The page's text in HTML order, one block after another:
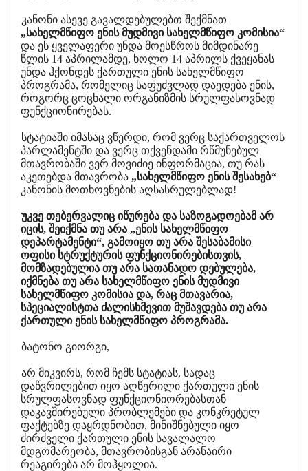
კანონი ასევე გავალდებულებთ შექმნათ
„სახელმწიფო ენის მუდმივი სახელმწიფო კომისია“
და ეს ყველაფერი უნდა მოესწროს მიმდინარე
წლის 14 აპრილამდე, ხოლო 14 აპრილს ქვეყანას
უნდა ჰქონდეს ქართული ენის სახელმწიფო
პროგრამა, რომელიც საფუძვლად დაედება ენის,
როგორც ცოცხალი ორგანიზმის სრულფასოვნად
ფუნქციონირებას.
სტატიაში იმასაც ვწერდი, რომ ვერც საქართველოს
პარლამენტში და ვერც თქვენდამი რწმუნებულ
მთავრობაში ვერ მოვიძიე ინფორმაცია, თუ რას
აკეთებდა მთავრობა „სახელმწიფო ენის შესახებ“
კანონის მოთხოვნების აღსასრულებლად!
უკვე თებერვალიც იწურება და საზოგადოებამ არ
იცის, შეიქმნა თუ არა „ენის სახელმწიფო
დეპარტამენტი“, გამოიყო თუ არა შესაბამისი
ოფისი სტრუქტურის ფუნქციონირებისთვის,
მომზადებულია თუ არა სათანადო დებულება,
იქმნება თუ არა სახელმწიფო ენის მუდმივი
სახელმწიფო კომისია და, რაც მთავარია,
სპეციალისტთა ძალისხმევით მუშავდება თუ არა
ქართული ენის სახელმწიფო პროგრამა.
ბატონო გიორგი,
არ მიკვირს, რომ ჩემს სტატიას, სადაც
დაწვრილებით იყო აღწერილი ქართული ენის
სრულფასოვნად ფუნქციონიორებასთან
დაკავშირებული პრობლემები და კონკრეტულ
ფაქტებზე დაყრდნობით, მინიშნებული იყო
ძირძველი ქართული ენის სავალალო
მდგომარეობა, მთავრობისგან არანაირი
რეაგირება არ მოჰყოლია.